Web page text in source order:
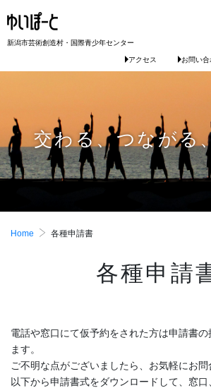
交わる、つながる
新潟市芸術創造村・国際青少年センター
アクセス お問い合
Home 各種申請書
各種申請
電話や窓口にて仮予約をされた方は申請書
ます。
ご不明な点がございましたら、お気軽にお問
以下から申請書式をダウンロードして、窓